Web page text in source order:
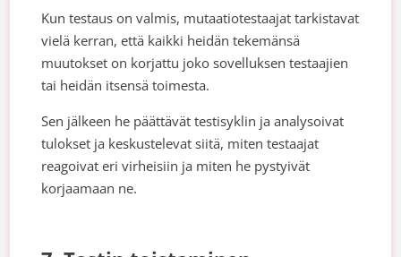
Kun testaus on valmis, mutaatiotestaajat tarkistavat
vielä kerran, että kaikki heidän tekemänsä
muutokset on korjattu joko sovelluksen testaajien
tai heidän itsensä toimesta.
Sen jälkeen he päättävät testisyklin ja analysoivat
tulokset ja keskustelevat siitä, miten testaajat
reagoivat eri virheisiin ja miten he pystyivät
korjaamaan ne.